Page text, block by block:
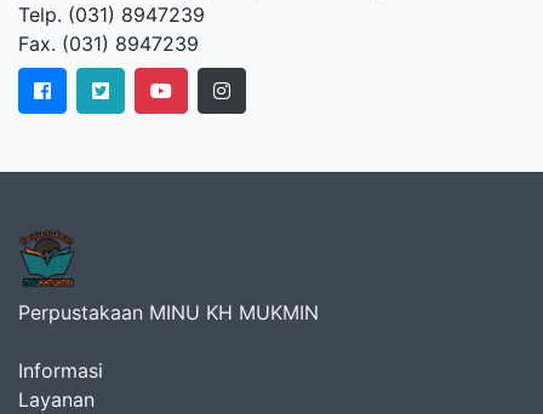
Telp. (031) 8947239
Fax. (031) 8947239
Perpustakaan MINU KH MUKMIN
Informasi
Layanan